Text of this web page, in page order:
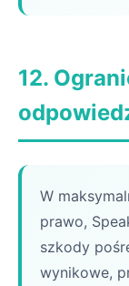
12.
W
prawo,
szkody
wynikowe,